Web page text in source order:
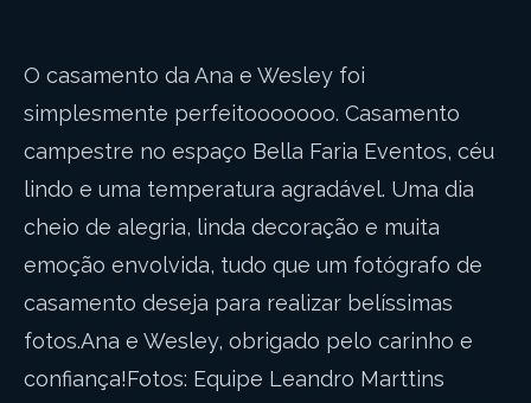
O casamento da Ana e Wesley foi
simplesmente perfeitooooooo. Casamento
campestre no espaço Bella Faria Eventos, céu
lindo e uma temperatura agradável. Uma dia
cheio de alegria, linda decoração e muita
emoção envolvida, tudo que um fotógrafo de
casamento deseja para realizar belíssimas
fotos.Ana e Wesley, obrigado pelo carinho e
confiança!Fotos: Equipe Leandro Marttins